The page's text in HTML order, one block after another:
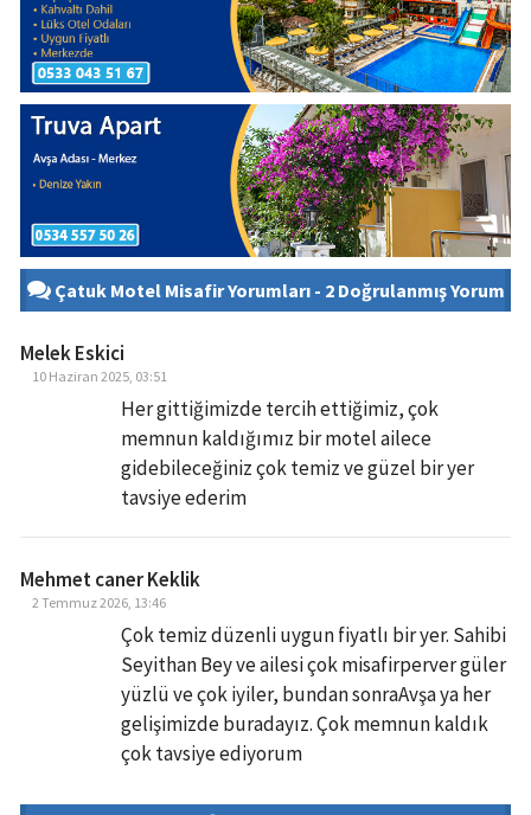
Çatuk Motel Misafir Yorumları - 2 Doğrulanmış Yorum
Melek Eskici
10 Haziran 2025, 03:51
Her gittiğimizde tercih ettiğimiz, çok
memnun kaldığımız bir motel ailece
gidebileceğiniz çok temiz ve güzel bir yer
tavsiye ederim
Mehmet caner Keklik
2 Temmuz 2026, 13:46
Çok temiz düzenli uygun fiyatlı bir yer. Sahibi
Seyithan Bey ve ailesi çok misafirperver güler
yüzlü ve çok iyiler, bundan sonraAvşa ya her
gelişimizde buradayız. Çok memnun kaldık
çok tavsiye ediyorum